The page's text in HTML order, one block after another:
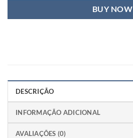
BUY NOW
DESCRIÇÃO
INFORMAÇÃO ADICIONAL
AVALIAÇÕES (0)